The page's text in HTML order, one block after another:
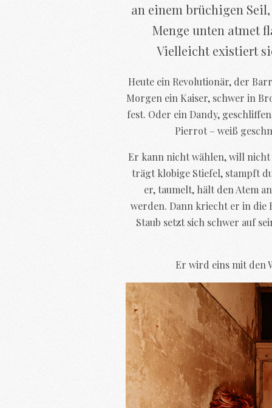
an einem brüchigen
Menge unten atmet
Vielleicht existiert
Heute ein Revolutionär, der
Morgen ein Kaiser, schwer in
fest. Oder ein Dandy,
Pierrot – weiß
Er kann nicht wählen, will
trägt klobige Stiefel, stampft
er, taumelt, hält den Atem
werden. Dann kriecht er in die
Staub setzt sich schwer auf
Er wird eins mit den